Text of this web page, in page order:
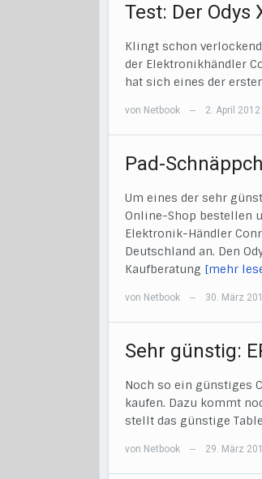
Test: Der Odys
Klingt schon
der Elektronikhändler
hat sich eines der
von Netbook — 2. April 2012
Pad-
Um eines der sehr
Online-Shop bestellen
Elektronik-Händler
Deutschland an. Den
Kaufberatung [mehr
von Netbook — 30. März
Sehr günstig:
Noch so ein günstiges
kaufen. Dazu kommt
stellt das günstige
von Netbook — 29. März